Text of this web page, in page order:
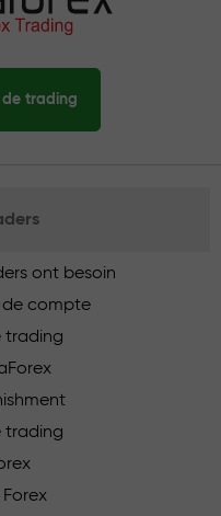
de trading
ont besoin
de compte
trading
trading